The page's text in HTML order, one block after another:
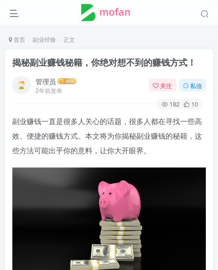
首页 副业经验 正文
揭秘副业赚钱秘籍，你绝对想不到的赚钱方式！
管理员
2年前发布
关注 私信
182 10
副业赚钱一直是很多人关心的话题，很多人都在寻找一些高
效、便捷的赚钱方式。本文将为你揭秘副业赚钱的秘籍，这
些方法可能出乎你的意料，让你大开眼界。